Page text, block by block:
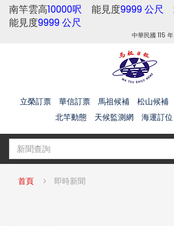
南竿雲高10000呎 能見度9999 公尺
能見度9999 公尺
中華民國 115
立榮訂票 華信訂票 馬祖候補 松山候補
北竿動態
天候監測網 海運訂位
首頁 即時新聞